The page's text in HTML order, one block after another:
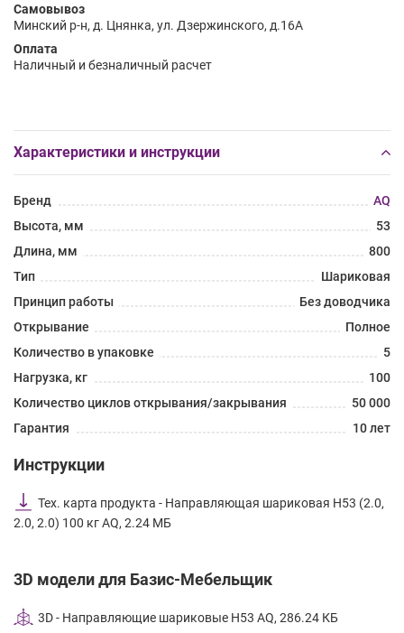
Самовывоз
Минский р-н, д. Цнянка, ул. Дзержинского, д.16А
Оплата
Наличный и безналичный расчет
Характеристики и инструкции
Бренд
AQ
Высота, мм
53
Длина, мм
800
Тип
Шариковая
Принцип работы
Без доводчика
Открывание
Полное
Количество в упаковке
5
Нагрузка, кг
100
Количество циклов открывания/закрывания
50 000
Гарантия
10 лет
Инструкции
Тех. карта продукта - Направляющая шариковая Н53 (2.0,
2.0, 2.0) 100 кг AQ, 2.24 МБ
3D модели для Базис-Мебельщик
3D - Направляющие шариковые H53 AQ, 286.24 КБ